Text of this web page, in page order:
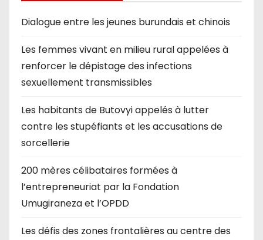
Dialogue entre les jeunes burundais et chinois
Les femmes vivant en milieu rural appelées à
renforcer le dépistage des infections
sexuellement transmissibles
Les habitants de Butovyi appelés à lutter
contre les stupéfiants et les accusations de
sorcellerie
200 mères célibataires formées à
l’entrepreneuriat par la Fondation
Umugiraneza et l’OPDD
Les défis des zones frontalières au centre des